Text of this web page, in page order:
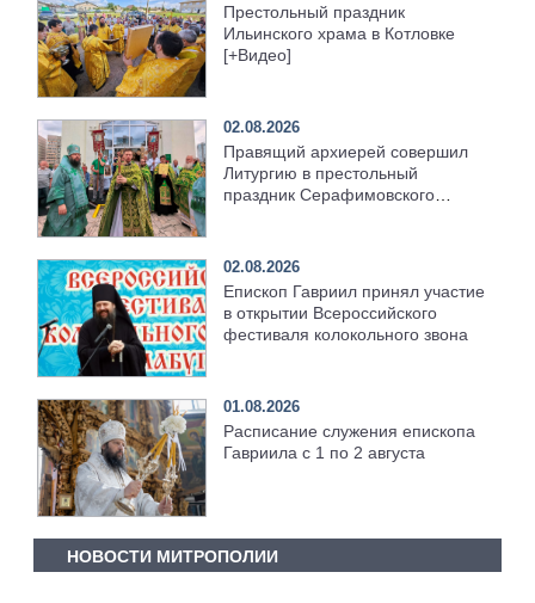
Престольный праздник
Ильинского храма в Котловке
[+Видео]
02.08.2026
Правящий архиерей совершил
Литургию в престольный
праздник Серафимовского
02.08.2026
Епископ Гавриил принял участие
в открытии Всероссийского
фестиваля колокольного звона
01.08.2026
Расписание служения епископа
Гавриила с 1 по 2 августа
НОВОСТИ МИТРОПОЛИИ